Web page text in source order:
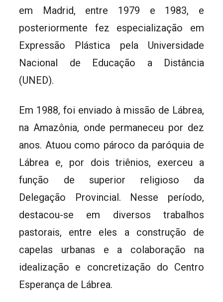
em Madrid, entre 1979 e 1983, e
posteriormente fez especialização em
Expressão Plástica pela Universidade
Nacional de Educação a Distância
(UNED).
Em 1988, foi enviado à missão de Lábrea,
na Amazônia, onde permaneceu por dez
anos. Atuou como pároco da paróquia de
Lábrea e, por dois triênios, exerceu a
função de superior religioso da
Delegação Provincial. Nesse período,
destacou-se em diversos trabalhos
pastorais, entre eles a construção de
capelas urbanas e a colaboração na
idealização e concretização do Centro
Esperança de Lábrea.